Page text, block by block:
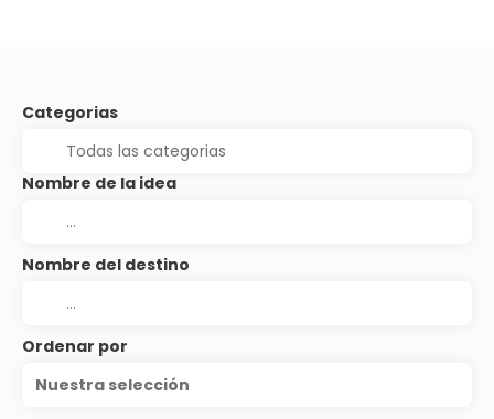
Categorias
Nombre de la idea
Nombre del destino
Ordenar por
Nuestra selección